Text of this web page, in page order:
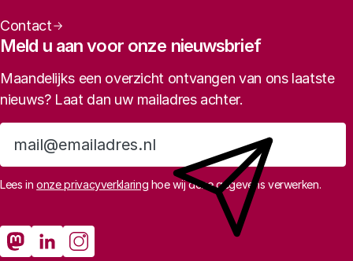
Contact
Meld u aan voor onze nieuwsbrief
Maandelijks een overzicht ontvangen van ons laatste
nieuws? Laat dan uw mailadres achter.
Aanmelden
Lees inonze privacyverklaring hoe wij deze gegevens verwerken.
Sociale media
Rathenau Mastodon
Rathenau LinkedIn
Rathenau Instagram